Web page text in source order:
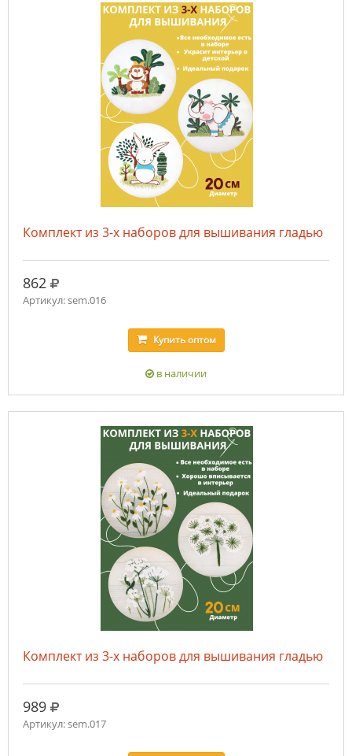
Комплект из 3-х наборов для вышивания гладью
862 руб.
Артикул: sem.016
Купитьоптом
в наличии
Комплект из 3-х наборов для вышивания гладью
989 руб.
Артикул: sem.017